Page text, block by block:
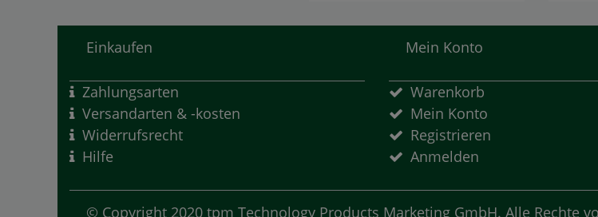
Einkaufen
Zahlungsarten
Versandarten & -kosten
Widerrufsrecht
Hilfe
Mein Konto
Warenkorb
Mein Konto
Registrieren
Anmelden
© Copyright 2020 tpm Technology Products Marketing GmbH. Alle Rechte